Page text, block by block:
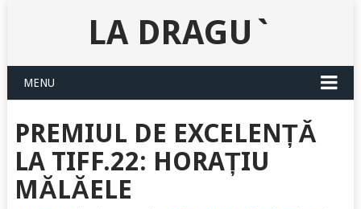
LA DRAGU`
MENU
PREMIUL DE EXCELENȚĂ
LA TIFF.22: HORAȚIU
MĂLĂELE